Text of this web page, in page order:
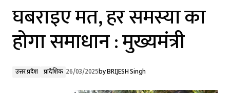
घबराइए मत, हर समस्या का
होगा समाधान : मुख्यमंत्री
उत्तर प्रदेश प्रादेशिक 26/03/2025byBRIJESH Singh